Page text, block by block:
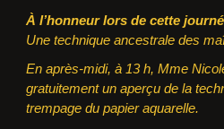
À l’honneur lors de cette
Une technique ancestrale des
En après-midi, à 13 h, Mme
gratuitement un aperçu de la
trempage du papier aquarelle.